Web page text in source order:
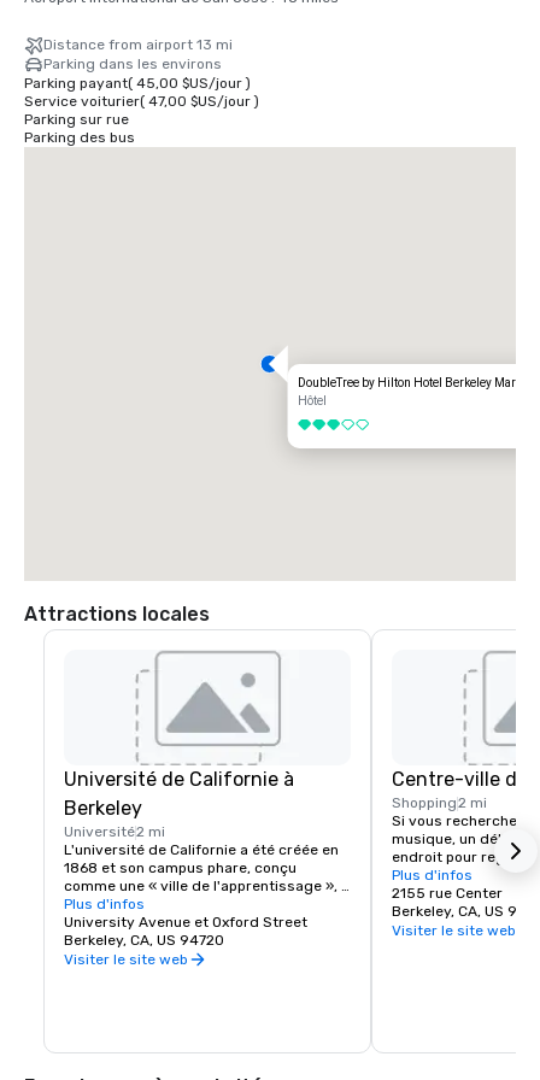
Distance from airport 13 mi
Parking dans les environs
Parking payant( 45,00 $US/jour)
Service voiturier( 47,00 $US/jour)
Parking sur rue
Parking des bus
DoubleTree by Hilton Hotel Berkeley Marina
Hôtel
3 sur 5
Attractions locales
Université de Californie à
Berkeley
Université2 mi
L'université de Californie a été créée en
1868 et son campus phare, conçu
comme une « ville de l'apprentissage », a
été établi à Berkeley, dans la baie de San
Francisco. Aujourd'hui la première
université publique du monde et une
source d'innovation, l'UC Berkeley
Plus d'infos
University Avenue et Oxford Street
Berkeley, CA, US 94720
Visiter le site web
Centre-ville de
Shopping2 mi
Si vous recherchez
musique, un
endroit pour
rendez-vous au
Berkeley est une
variés et aux belles
visiteurs viennent
Plus d'infos
2155 rue Center
Berkeley, CA, US
Visiter le site web